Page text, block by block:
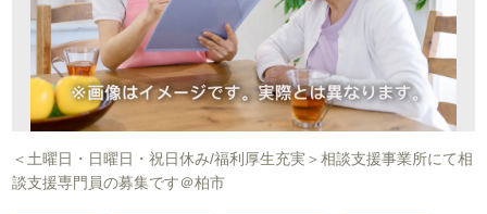
＜土曜日・日曜日・祝日休み/福利厚生充実＞相談支援事業所にて相
談支援専門員の募集です＠柏市